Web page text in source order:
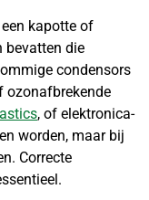
kapotte of
bevatten die
condensors
ozonafbrekende
, of elektronica-
worden, maar bij
Correcte